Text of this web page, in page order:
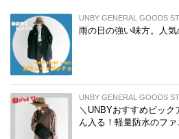
UNBY GENERAL GOODS
雨の日の強い味方。人気
UNBY GENERAL GOODS
＼UNBYおすすめピック
ん入る！軽量防水のファ